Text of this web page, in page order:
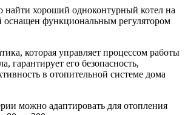
найти хороший одноконтурный котел на
оснащен функциональным регулятором
которая управляет процессом работы
гарантирует его безопасность,
в отопительной системе дома
можно адаптировать для отопления